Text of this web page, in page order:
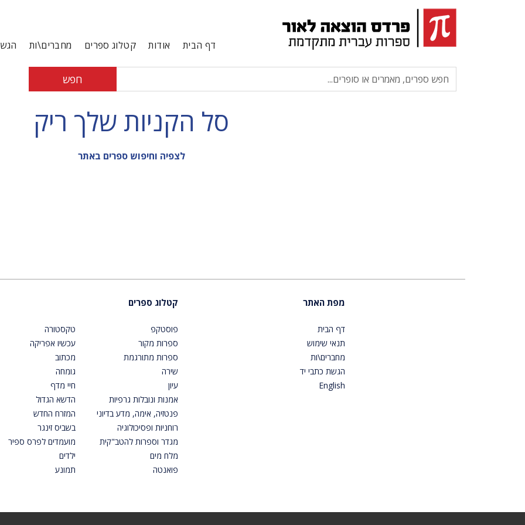
דף הבית אודות קטלוג ספרים מחברים\ות
חפש
סל הקניות שלך ריק
לצפיה וחיפוש ספרים באתר
מפת האתר
דף הבית
תנאי שימוש
מחברים\ות
הגשת כתבי יד
English
קטלוג ספרים
פוסטקפ
ספרות מקור
ספרות מתורגמת
שירה
עיון
אמנות ונובלות גרפיות
פנטזיה, אימה, מדע בדיוני
רוחניות ופסיכולוגיה
מגדר וספרות להטב"קית
מלח מים
פואנטה
טקסטורה
עכשיו אפריקה
מכתוב
גומחה
חיי מדף
הדשא הגדול
המזרח החדש
בשביס זינגר
מועמדים לפרס ספיר
ילדים
תמונע